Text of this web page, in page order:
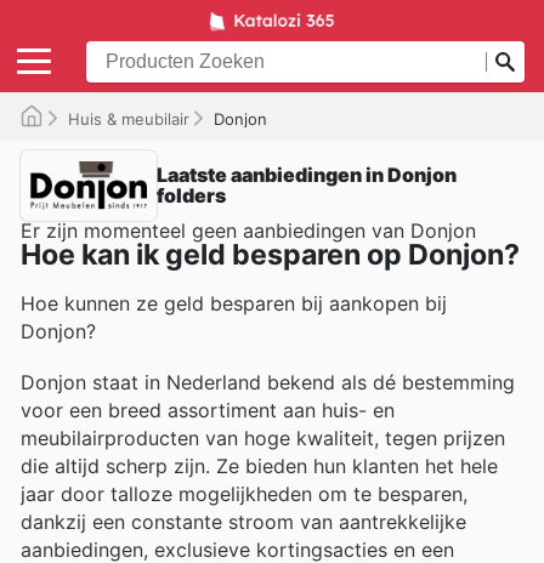
Huis & meubilair Donjon
Laatste aanbiedingen in Donjon
folders
Er zijn momenteel geen aanbiedingen van Donjon
Hoe kan ik geld besparen op Donjon?
Hoe kunnen ze geld besparen bij aankopen bij
Donjon?
Donjon staat in Nederland bekend als dé bestemming
voor een breed assortiment aan huis- en
meubilairproducten van hoge kwaliteit, tegen prijzen
die altijd scherp zijn. Ze bieden hun klanten het hele
jaar door talloze mogelijkheden om te besparen,
dankzij een constante stroom van aantrekkelijke
aanbiedingen, exclusieve kortingsacties en een